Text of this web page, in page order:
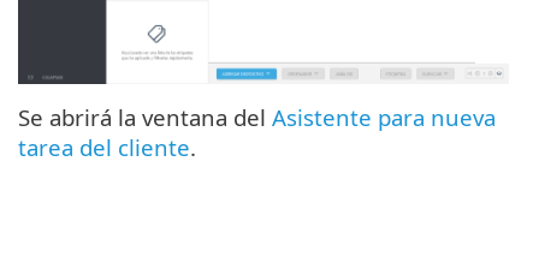
Se abrirá la ventana del Asistente para nueva
tarea del cliente.